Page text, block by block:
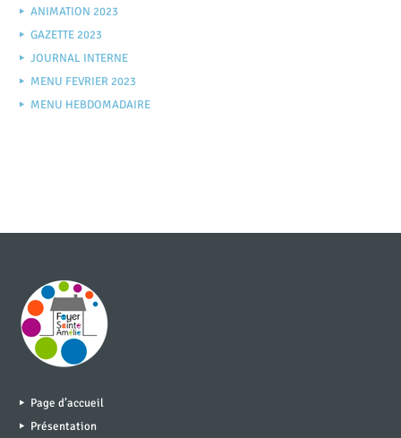
ANIMATION 2023
GAZETTE 2023
JOURNAL INTERNE
MENU FEVRIER 2023
MENU HEBDOMADAIRE
Page d’accueil
Présentation